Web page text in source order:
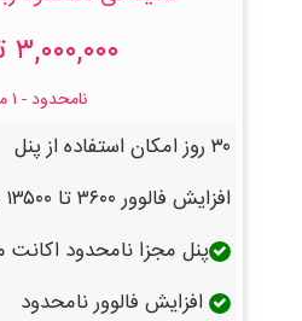
۳,۰۰۰,۰۰۰ تومان
نامحدود - ۱ ماهه
۳۰ روز امکان استفاده از پنل
افزایش فالوور ۳۶۰۰ تا ۱۳۵۰۰ برای هر اکانت
پنل مجزا نامحدود اکانت
افزایش فالوور نامحدود